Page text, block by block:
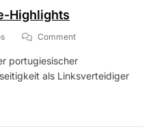
Highlights
CommentOn
Coentrão:
Karriere-
portugiesischer
als Linksverteidiger